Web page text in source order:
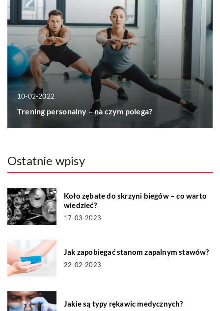
10-02-2022
Trening personalny – na czym polega?
Ostatnie wpisy
Koło zębate do skrzyni biegów – co warto
wiedzieć?
17-03-2023
Jak zapobiegać stanom zapalnym stawów?
22-02-2023
Jakie są typy rękawic medycznych?